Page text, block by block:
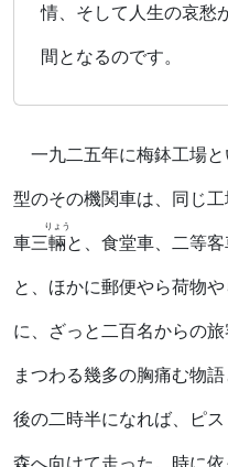
情、そして人生の哀愁
間となるのです。
一九二五年に梅鉢工場
型のその機関車は、同じ
車三輛
りょう
と、食堂車、二等
と、ほかに郵便やら荷物
に、ざっと二百名からの
まつわる幾多の胸痛む物
後の二時半になれば、ピ
森へ向けて走った。時に